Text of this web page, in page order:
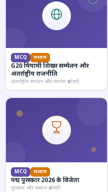
MCQ मध्यम
G20 मियामी शिखर सम्मेलन और
अंतर्राष्ट्रीय राजनीति
अंतर्राष्ट्रीय संगठन और व्यापार प्रश्नोत्तरी
MCQ मध्यम
पद्म पुरस्कार 2026 के विजेता
पुरस्कार और सम्मान प्रश्नोत्तरी